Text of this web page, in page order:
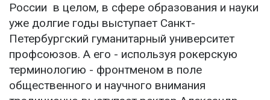
России в целом, в сфере образования и науки
уже долгие годы выступает Санкт-
Петербургский гуманитарный университет
профсоюзов. А его - используя рокерскую
терминологию - фронтменом в поле
общественного и научного внимания